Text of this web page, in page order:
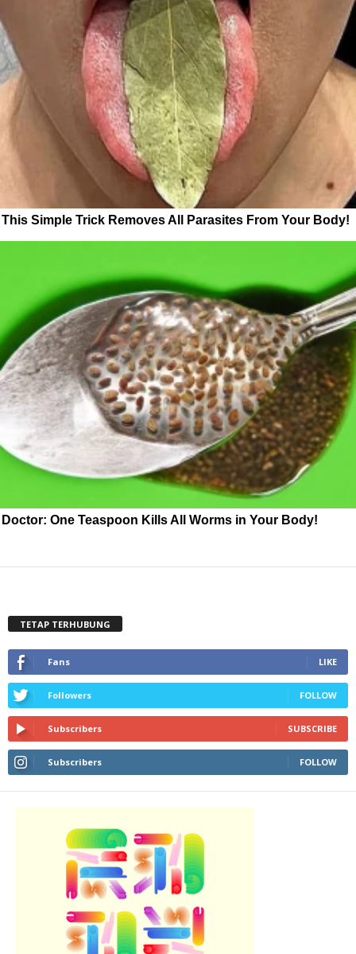
This Simple Trick Removes All Parasites From Your Body!
Doctor: One Teaspoon Kills All Worms in Your Body!
TETAP TERHUBUNG
Fans LIKE
Followers FOLLOW
Subscribers SUBSCRIBE
Subscribers FOLLOW